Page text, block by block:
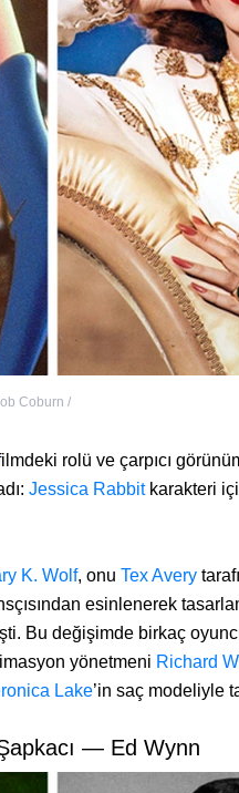
Coburn /
rolü ve çarpıcı
Jessica Rabbitkarakteri
K. Wolf, onu Tex Avery
esinlenerek
Bu değişimde birkaç
yönetmeni Richard
Lake’in saç modeliyle
— Ed Wynn